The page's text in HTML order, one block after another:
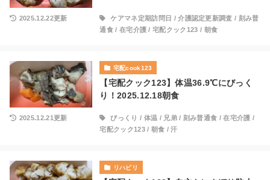
2025.12.22更新 ケアマネ定期訪問日 /介護認定更新調査 / 刻み普
通食/ 在宅介護 /宅配クック123 / 朝食
宅配cook123
【宅配クック123】体温36.9℃にびっく
り！2025.12.18朝食
2025.12.21更新 びっくり / 体温 / 兄弟/ 刻み普通食 /在宅介護 /
宅配クック123/ 朝食 /汗
リハビリ